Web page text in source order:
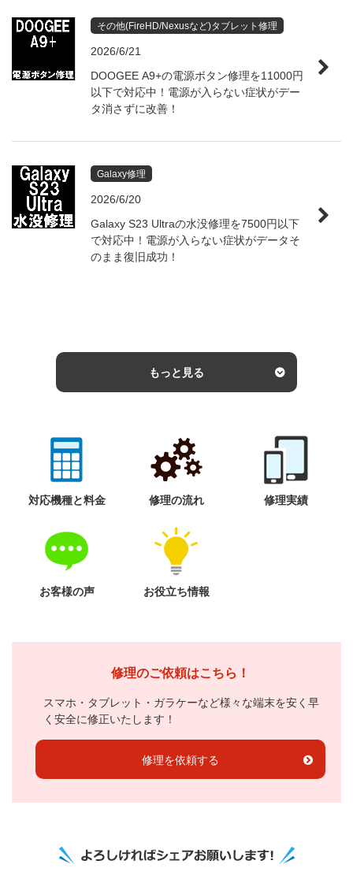
その他(FireHD/Nexusなど)タブレット修理
2026/6/21
DOOGEE A9+の電源ボタン修理を11000円
以下で対応中！電源が入らない症状がデー
タ消さずに改善！
Galaxy修理
2026/6/20
Galaxy S23 Ultraの水没修理を7500円以下
で対応中！電源が入らない症状がデータそ
のまま復旧成功！
もっと見る
対応機種と料金 修理の流れ 修理実績
お客様の声 お役立ち情報
修理のご依頼はこちら！
スマホ・タブレット・ガラケーなど様々な端末を安く早
く安全に修正いたします！
修理を依頼する